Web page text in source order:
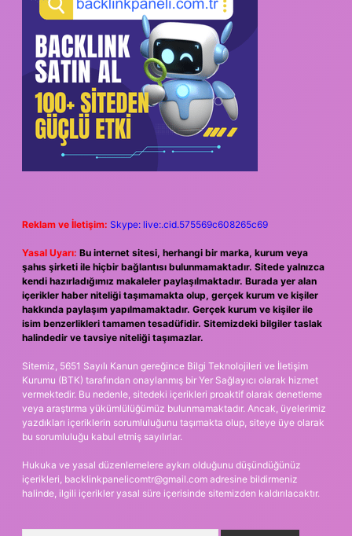
Reklam ve İletişim: Skype: live:.cid.575569c608265c69
Yasal Uyarı: Bu internet sitesi, herhangi bir marka, kurum veya
şahıs şirketi ile hiçbir bağlantısı bulunmamaktadır. Sitede yalnızca
kendi hazırladığımız makaleler paylaşılmaktadır. Burada yer alan
içerikler haber niteliği taşımamakta olup, gerçek kurum ve kişiler
hakkında paylaşım yapılmamaktadır. Gerçek kurum ve kişiler ile
isim benzerlikleri tamamen tesadüfidir. Sitemizdeki bilgiler taslak
halindedir ve tavsiye niteliği taşımazlar.
Sitemiz, 5651 Sayılı Kanun gereğince Bilgi Teknolojileri ve İletişim
Kurumu (BTK) tarafından onaylanmış bir Yer Sağlayıcı olarak hizmet
vermektedir. Bu nedenle, sitedeki içerikleri proaktif olarak denetleme
veya araştırma yükümlülüğümüz bulunmamaktadır. Ancak, üyelerimiz
yazdıkları içeriklerin sorumluluğunu taşımakta olup, siteye üye olarak
bu sorumluluğu kabul etmiş sayılırlar.
Hukuka ve yasal düzenlemelere aykırı olduğunu düşündüğünüz
içerikleri, backlinkpanelicomtr@gmail.com adresine bildirmeniz
halinde, ilgili içerikler yasal süre içerisinde sitemizden kaldırılacaktır.